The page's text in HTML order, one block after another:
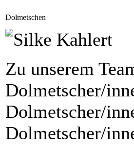
Dolmetschen
Zu unserem
Dolmetscher/
Dolmetscher/
Dolmetscher/